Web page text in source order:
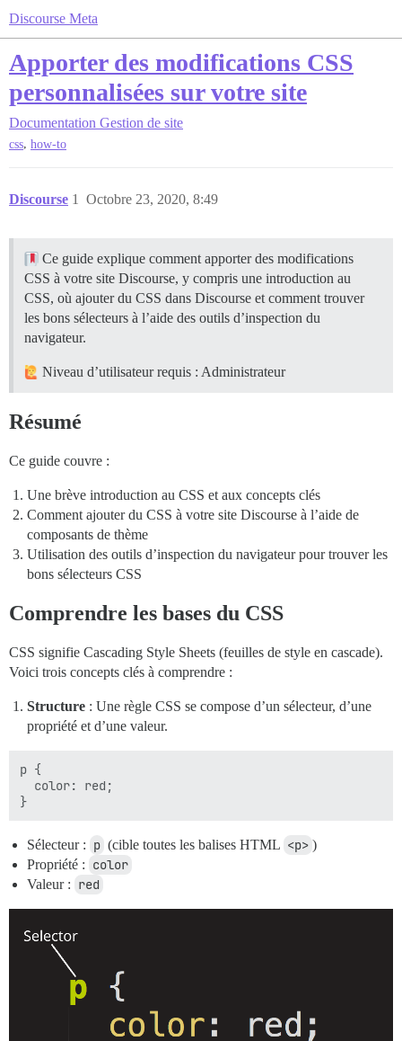
Discourse Meta
Apporter des modifications CSS
personnalisées sur votre site
Documentation Gestion de site
css, how-to
Discourse Octobre 23, 2020, 8:49
1
Ce guide explique comment apporter des modifications
CSS à votre site Discourse, y compris une introduction au
CSS, où ajouter du CSS dans Discourse et comment trouver
les bons sélecteurs à l’aide des outils d’inspection du
navigateur.
Niveau d’utilisateur requis : Administrateur
Résumé
Ce guide couvre :
Une brève introduction au CSS et aux concepts clés
Comment ajouter du CSS à votre site Discourse à l’aide de
composants de thème
Utilisation des outils d’inspection du navigateur pour trouver les
bons sélecteurs CSS
Comprendre les bases du CSS
CSS signifie Cascading Style Sheets (feuilles de style en cascade).
Voici trois concepts clés à comprendre :
Structure : Une règle CSS se compose d’un sélecteur, d’une
propriété et d’une valeur.
p {
  color: red;
Sélecteur : p (cible toutes les balises HTML <p> )
Propriété : color
Valeur : red